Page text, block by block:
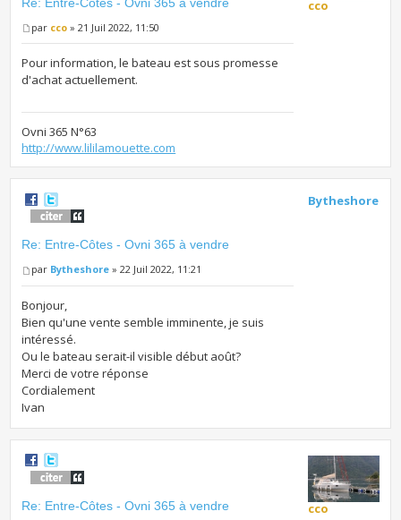
par cco » 21 Juil 2022, 11:50
Pour information, le bateau est sous promesse
d'achat actuellement.
Ovni 365 N°63
http://www.lililamouette.com
cco
Re: Entre-Côtes - Ovni 365 à vendre
par Bytheshore » 22 Juil 2022, 11:21
Bonjour,
Bien qu'une vente semble imminente, je suis
intéressé.
Ou le bateau serait-il visible début août?
Merci de votre réponse
Cordialement
Ivan
Bytheshore
Re: Entre-Côtes - Ovni 365 à vendre cco